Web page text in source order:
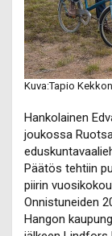
Kuva:Tapio
Hankolainen
joukossa
Päätös tehtiin
piirin
Onnistuneiden
Hangon